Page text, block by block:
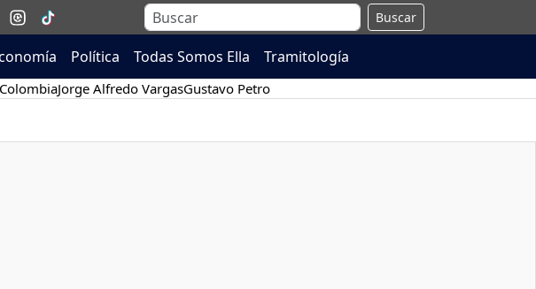
Buscar
Política Todas Somos Ella Tramitología
Jorge Alfredo VargasGustavo Petro